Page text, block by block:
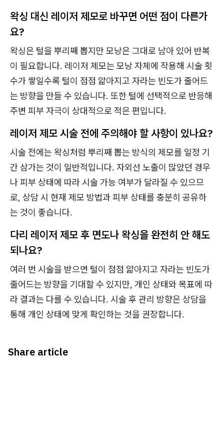
왁싱 대신 레이저 제모로 바꾸면 어떤 점이 다른가
요?
왁싱은 털을 뿌리째 뽑지만 모낭은 그대로 남아 있어 반복
이 필요합니다. 레이저 제모는 모낭 자체에 작용해 시술 횟
수가 쌓일수록 털이 점점 얇아지고 자라는 빈도가 줄어드
는 방향을 만들 수 있습니다. 또한 털에 선택적으로 반응해
주변 피부 자극이 상대적으로 적은 편입니다.
레이저 제모 시술 전에 주의해야 할 사항이 있나요?
시술 전에는 왁싱처럼 뿌리째 뽑는 방식의 제모를 일정 기
간 삼가는 것이 일반적입니다. 자외선 노출이 많았던 경우
나 피부 상태에 따라 시술 가능 여부가 달라질 수 있으므
로, 상담 시 현재 제모 방법과 피부 상태를 충분히 공유하
는 것이 좋습니다.
다리 레이저 제모 후 면도나 왁싱을 완전히 안 해도
되나요?
여러 번 시술을 받으면 털이 점점 얇아지고 자라는 빈도가
줄어드는 방향을 기대할 수 있지만, 개인 상태와 목표에 따
라 결과는 다를 수 있습니다. 시술 후 관리 방향은 상담을
통해 개인 상태에 맞게 확인하는 것을 권장합니다.
Share article